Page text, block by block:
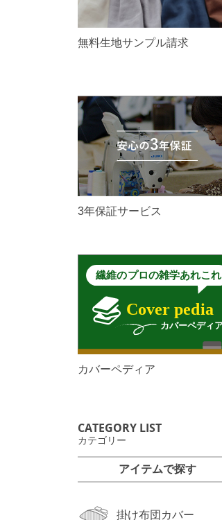
無料生地サンプル請求
3年保証サービス
カバーペディア
CATEGORY LIST
カテゴリー
アイテムで探す
掛け布団カバー